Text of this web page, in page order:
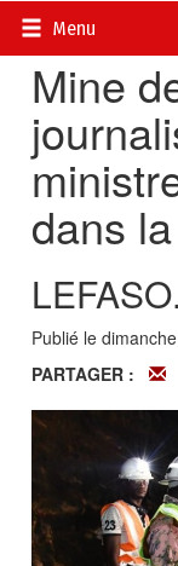
Menu
Accueil>
Mine
dans
Publié le
PARTAGER :